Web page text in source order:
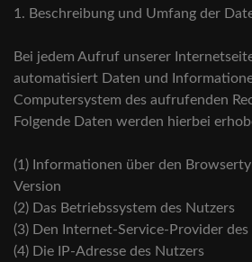
1. Beschreibung und Umfang der
Bei jedem Aufruf unserer
automatisiert Daten und
Computersystem des aufrufenden
Folgende Daten werden hierbei
(1) Informationen über den
Version
(2) Das Betriebssystem des Nutzers
(3) Den Internet-Service-Provider
(4) Die IP-Adresse des Nutzers